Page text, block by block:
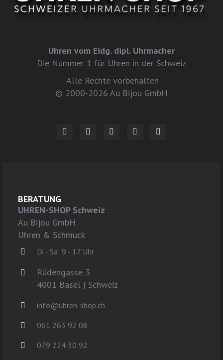
Uhren vom Eidg. dipl. Uhrmacher
Die Nummer 1 für Uhren in der Schweiz
Alle Rechte vorbehalten
© 2000-2026 Au Bijou GmbH
BERATUNG
UHREN-SHOP Schweiz
Au Bijou GmbH
Uhren & Schmuck
Di - Sa: 9 - 17 Uhr
Rüdengasse 3
4001 Basel | Schweiz
info@uhren-shop.ch
061 263 92 08
079 224 30 92